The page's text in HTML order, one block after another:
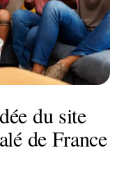
du site
de France